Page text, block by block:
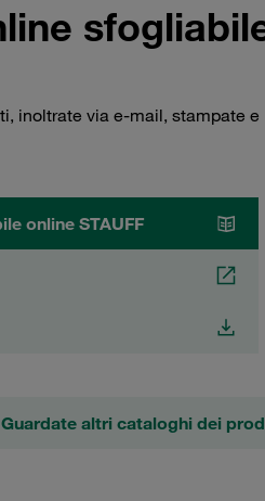
inoltrate via e-mail, stampate e
online STAUFF
Guardate altri cataloghi dei